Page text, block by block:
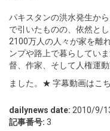
パキスタンの洪水発生か
で引いたものの、依然と
2100万人の人々が家を離
ンプや路上で暮らしてい
督、作家、そして人権運
ました。 ★ 字幕動画はこ
dailynews date: 2010/9/
記事番号: 3